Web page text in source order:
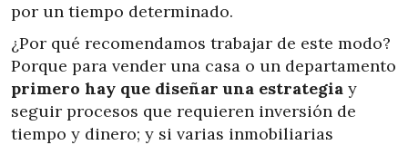
por un tiempo determinado.
¿Por qué recomendamos trabajar de este modo?
Porque para vender una casa o un departamento
primero hay que diseñar una estrategia y
seguir procesos que requieren inversión de
tiempo y dinero; y si varias inmobiliarias